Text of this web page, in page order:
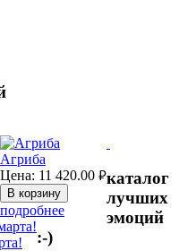
Агриба
Цена: 11 420.00 руб.
подробнее
каталог
лучших
эмоций
:-)